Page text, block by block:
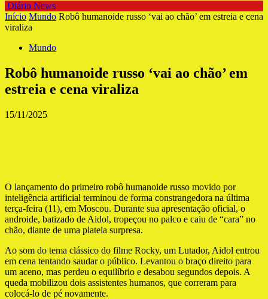
Diário News
Início Mundo Robô humanoide russo ‘vai ao chão’ em estreia e cena
viraliza
Mundo
Robô humanoide russo ‘vai ao chão’ em
estreia e cena viraliza
15/11/2025
O lançamento do primeiro robô humanoide russo movido por
inteligência artificial terminou de forma constrangedora na última
terça-feira (11), em Moscou. Durante sua apresentação oficial, o
androide, batizado de Aidol, tropeçou no palco e caiu de “cara” no
chão, diante de uma plateia surpresa.
Ao som do tema clássico do filme Rocky, um Lutador, Aidol entrou
em cena tentando saudar o público. Levantou o braço direito para
um aceno, mas perdeu o equilíbrio e desabou segundos depois. A
queda mobilizou dois assistentes humanos, que correram para
colocá-lo de pé novamente.